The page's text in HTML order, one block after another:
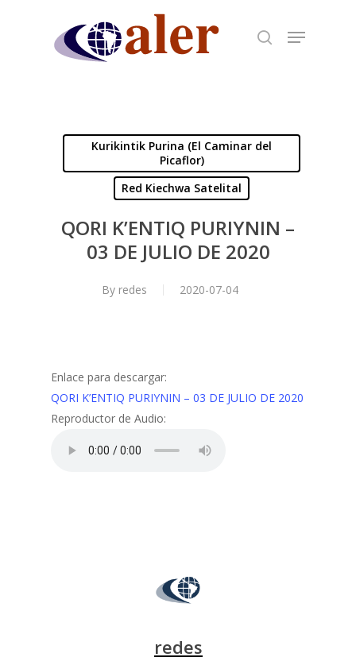
Kurikintik Purina (El Caminar del
Picaflor)
Red Kiechwa Satelital
QORI K’ENTIQ PURIYNIN –
03 DE JULIO DE 2020
By redes 2020-07-04
Enlace para descargar:
QORI K’ENTIQ PURIYNIN – 03 DE JULIO DE 2020
Reproductor de Audio:
redes